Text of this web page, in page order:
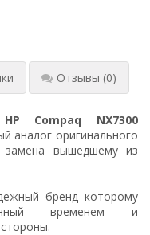
Отзывы (0)
HP Compaq NX7300
аналог оригинального
замена вышедшему из
бренд которому
временем и